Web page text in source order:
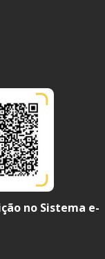
no Sistema e-